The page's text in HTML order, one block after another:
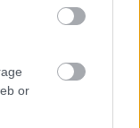
or
- relacja, wynik na
znajdziesz na
szukasz informacji
vs. Borowiec